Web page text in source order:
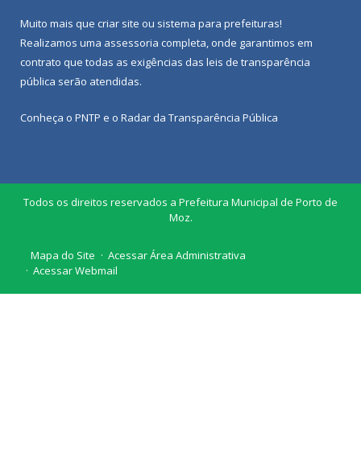
Muito mais que criar site ou sistema para prefeituras!
Realizamos uma assessoria completa, onde garantimos em
contrato que todas as exigências das leis de transparência
pública serão atendidas.
Conheça o PNTP e o Radar da Transparência Pública
Todos os direitos reservados a Prefeitura Municipal de Porto de
Moz.
Mapa do Site
Acessar Área Administrativa
Acessar Webmail